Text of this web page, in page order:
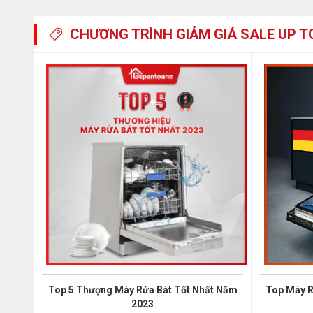
Ngoài ra còn có nhiều tuỳ chọn nâng cao bao gồm:
- Open dry: Tự động hé cửa sau khi rửa để sấy khô tự
- Sterilize: Tiệt trùng ở nhiệt độ cao
- Storage: Sấy bảo quản
- Lock: Khóa trẻ em
- Delay: Hẹn giờ rửa
CHƯƠNG TRÌNH GIẢM GIÁ SALE UP
Top 5 Thượng Máy Rửa Bát Tốt Nhất Năm
2023
Top Máy